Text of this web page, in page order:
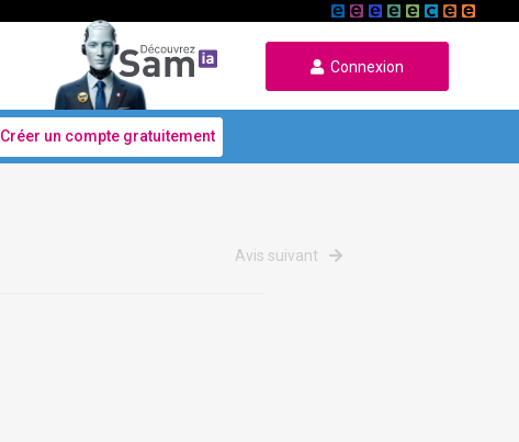
Connexion
Créer un compte gratuitement
Avis suivant